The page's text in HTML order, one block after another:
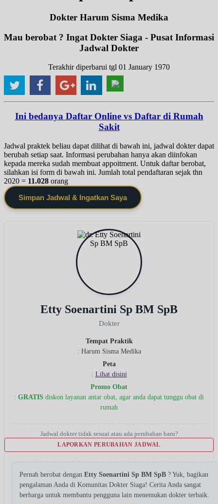
Dokter Harum Sisma Medika
Mau berobat ? Ingat Dokter Siaga - Pusat Informasi
Jadwal Dokter
Terakhir diperbarui tgl 01 January 1970
Ini bedanya Daftar Online vs Daftar di Rumah
Sakit
Jadwal praktek beliau dapat dilihat di bawah ini, jadwal dokter dapat
berubah setiap saat. Informasi perubahan hanya akan diinfokan
kepada mereka sudah membuat appoitment. Untuk daftar berobat,
silahkan isi form di bawah ini. Jumlah total pendaftaran sejak thn
2020 = 11.028 orang
Simpan Jadwal & Ingatkan Saya
Etty Soenartini Sp BM SpB
Dokter
Tempat Praktik
: Harum Sisma Medika
Peta
: Lihat disini
Promo Obat
: GRATIS diskon layanan antar obat, agar anda dapat tunggu obat di
rumah
Jadwal dokter tidak sesuai atau ada perubahan baru?
LAPORKAN PERUBAHAN JADWAL
Pernah berobat dengan Etty Soenartini Sp BM SpB ? Yuk, bagikan
pengalaman Anda di Komunitas Dokter Siaga! Cerita Anda sangat
berharga untuk membantu pengguna lain menemukan dokter terbaik.